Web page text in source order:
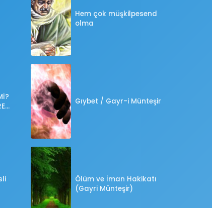
Hem çok müşkilpesend
olma
Gıybet / Gayr-i Münteşir
Ölüm ve İman Hakikatı
(Gayri Münteşir)